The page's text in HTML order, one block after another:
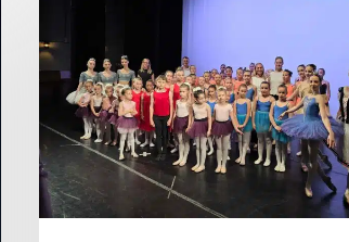
NINCSENEK
KOSÁRBAN.
Gyerünk A Webshopba
–
mozgalmas
hétvége
a
balett-
tanszék
hallgatóinak